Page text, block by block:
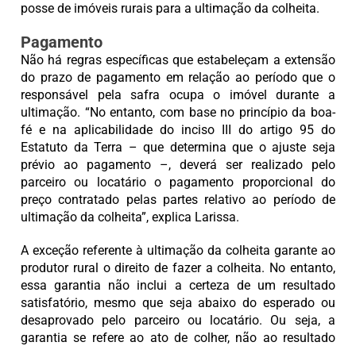
posse de imóveis rurais para a ultimação da colheita.
Pagamento
Não há regras específicas que estabeleçam a extensão
do prazo de pagamento em relação ao período que o
responsável pela safra ocupa o imóvel durante a
ultimação. “No entanto, com base no princípio da boa-
fé e na aplicabilidade do inciso III do artigo 95 do
Estatuto da Terra – que determina que o ajuste seja
prévio ao pagamento –, deverá ser realizado pelo
parceiro ou locatário o pagamento proporcional do
preço contratado pelas partes relativo ao período de
ultimação da colheita”, explica Larissa.
A exceção referente à ultimação da colheita garante ao
produtor rural o direito de fazer a colheita. No entanto,
essa garantia não inclui a certeza de um resultado
satisfatório, mesmo que seja abaixo do esperado ou
desaprovado pelo parceiro ou locatário. Ou seja, a
garantia se refere ao ato de colher, não ao resultado